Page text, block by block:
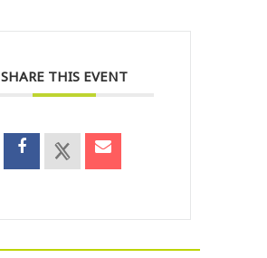
SHARE THIS EVENT